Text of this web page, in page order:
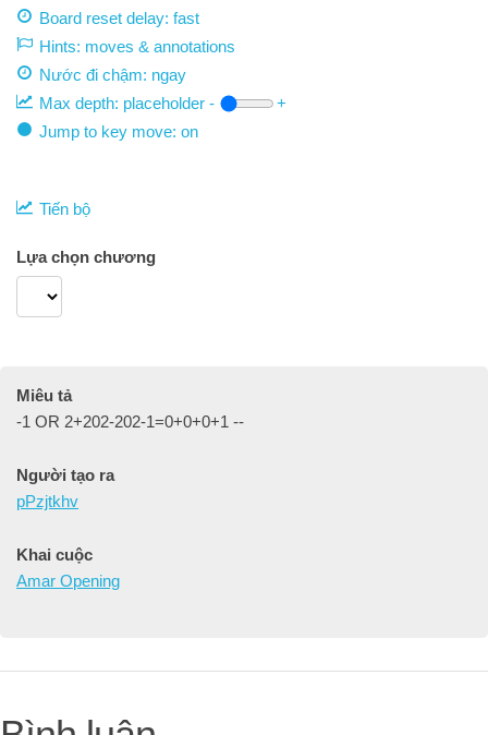
Board reset delay: fast
Hints: moves & annotations
Nước đi chậm: ngay
Max depth: placeholder -
+
Jump to key move: on
Tiến bộ
Lựa chọn chương
Miêu tả
-1 OR 2+202-202-1=0+0+0+1 --
Người tạo ra
pPzjtkhv
Khai cuộc
Amar Opening